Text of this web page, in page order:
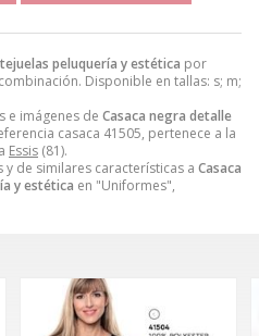
peluquería y estética por
Disponible en tallas: s; m;
e imágenes de Casaca negra detalle
casaca 41505, pertenece a la
Essis (81).
de similares características a Casaca
y estética en "Uniformes",